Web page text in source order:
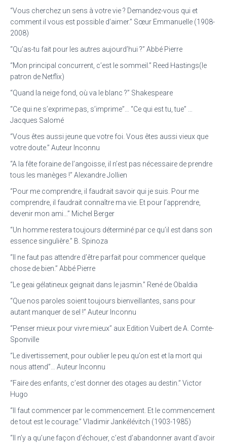
“Vous cherchez un sens à votre vie ? Demandez-vous qui et
comment il vous est possible d’aimer.” Sœur Emmanuelle (1908-
2008)
“Qu’as-tu fait pour les autres aujourd’hui ?” Abbé Pierre
“Mon principal concurrent, c’est le sommeil.” Reed Hastings(le
patron de Netflix)
“Quand la neige fond, où va le blanc ?” Shakespeare
“Ce qui ne s’exprime pas, s’imprime”… “Ce qui est tu, tue” …
Jacques Salomé
“Vous êtes aussi jeune que votre foi. Vous êtes aussi vieux que
votre doute.” Auteur Inconnu
“A la fête foraine de l’angoisse, il n’est pas nécessaire de prendre
tous les manèges !” Alexandre Jollien
“Pour me comprendre, il faudrait savoir qui je suis. Pour me
comprendre, il faudrait connaître ma vie. Et pour l’apprendre,
devenir mon ami…” Michel Berger
“Un homme restera toujours déterminé par ce qu’il est dans son
essence singulière.” B. Spinoza
“Il ne faut pas attendre d’être parfait pour commencer quelque
chose de bien.” Abbé Pierre
“Le geai gélatineux geignait dans le jasmin.” René de Obaldia
“Que nos paroles soient toujours bienveillantes, sans pour
autant manquer de sel !” Auteur Inconnu
“Penser mieux pour vivre mieux” aux Edition Vuibert de A. Comte-
Sponville
“Le divertissement, pour oublier le peu qu’on est et la mort qui
nous attend”… Auteur Inconnu
“Faire des enfants, c’est donner des otages au destin.” Victor
Hugo
“Il faut commencer par le commencement. Et le commencement
de tout est le courage.” Vladimir Jankélévitch (1903-1985)
“Il n’y a qu’une façon d’échouer, c’est d’abandonner avant d’avoir